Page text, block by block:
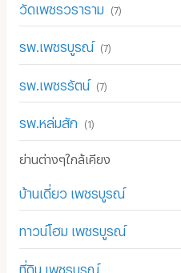
วัดเพชรวราราม (7)
รพ.เพชรบูรณ์ (7)
รพ.เพชรรัตน์ (7)
รพ.หล่มสัก (1)
ย่านต่างๆใกล้เคียง
บ้านเดี่ยว เพชรบูรณ์
ทาวน์โฮม เพชรบูรณ์
ที่ดิน เพชรบูรณ์